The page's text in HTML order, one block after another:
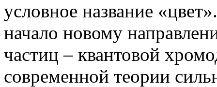
условное название
начало новому
частиц – квантовой
современной теории